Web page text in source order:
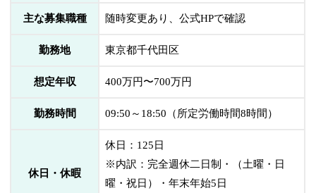
主な募集職種 随時変更あり、公式HPで確認
勤務地 東京都千代田区
想定年収 400万円〜700万円
勤務時間 09:50～18:50（所定労働時間8時間）
休日・休暇
休日：125日
※内訳：完全週休二日制・（土曜・日
曜・祝日）・年末年始5日